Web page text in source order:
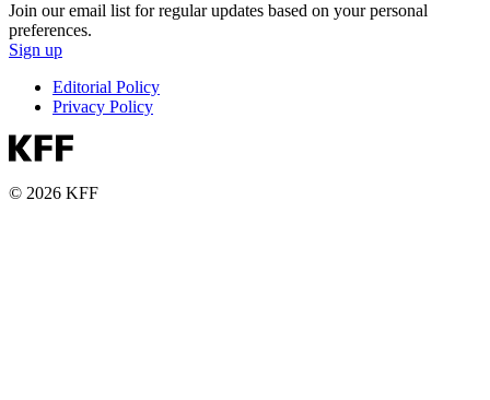
Join our email list for regular updates based on your personal
preferences.
Sign up
Editorial Policy
Privacy Policy
© 2026 KFF